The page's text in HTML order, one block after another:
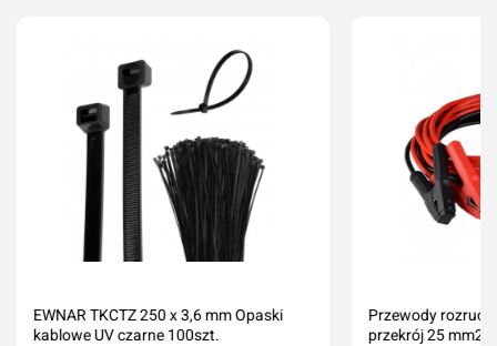
EWNAR TKCTZ 250 x 3,6 mm Opaski
kablowe UV czarne 100szt.
Przewody
przekrój 25 mm2